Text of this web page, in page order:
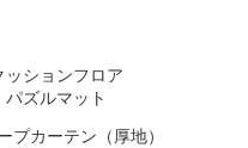
ッションフロア
ズルマット
プカーテン（厚地）